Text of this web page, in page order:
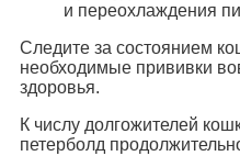
и переохлаждения
Следите за состоянием
необходимые прививки
здоровья.
К числу долгожителей
петерболд